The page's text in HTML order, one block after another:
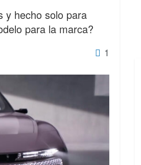
y hecho solo para
para la marca?
1